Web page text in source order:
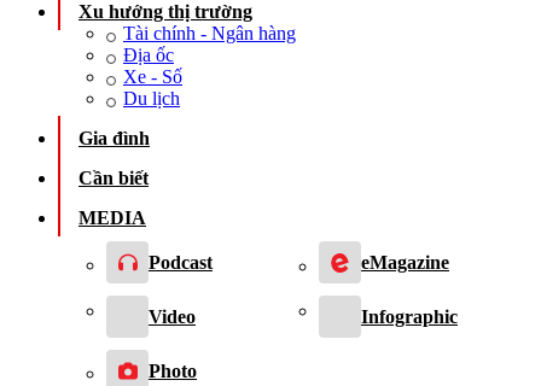
Xu hướng thị trường
Tài chính - Ngân hàng
Địa ốc
Xe - Số
Du lịch
Gia đình
Cần biết
MEDIA
Podcast eMagazine
Video Infographic
Photo